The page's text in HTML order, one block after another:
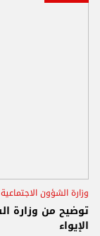
وزارة الشؤون الاجتماعية
توضيح من وزارة
الإيواء